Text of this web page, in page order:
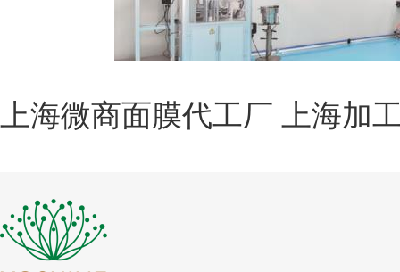
上海微商面膜代工厂 上海加